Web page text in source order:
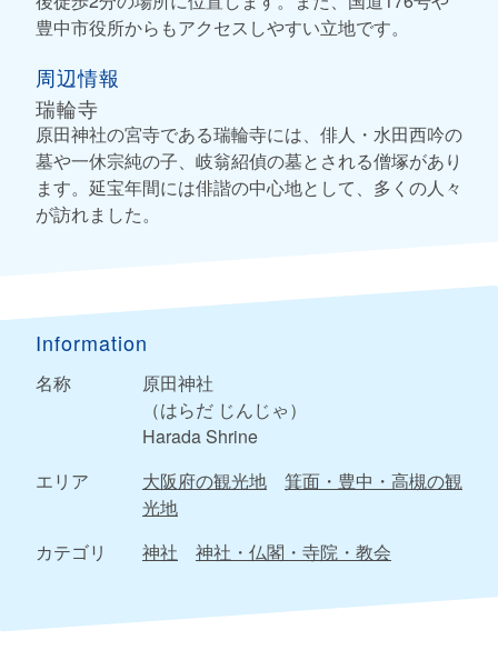
豊中市役所からもアクセスしやすい立地です。
周辺情報
瑞輪寺
原田神社の宮寺である瑞輪寺には、俳人・水田西吟の
墓や一休宗純の子、岐翁紹偵の墓とされる僧塚があり
ます。延宝年間には俳諧の中心地として、多くの人々
が訪れました。
Information
名称
原田神社
（はらだ じんじゃ）
Harada Shrine
エリア
大阪府の観光地
箕面・豊中・高槻の観
光地
カテゴリ
神社 神社・仏閣・寺院・教会